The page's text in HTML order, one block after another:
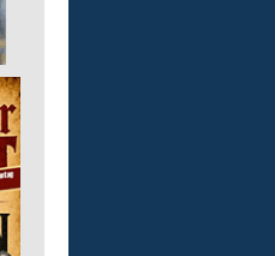
in
Mittagessen
im Landkreis
Flammersfeld